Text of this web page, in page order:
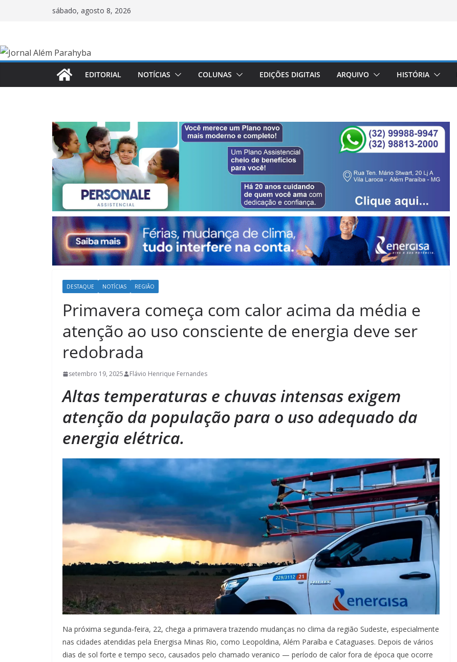
conteúdo
sábado, agosto 8, 2026
EDITORIAL NOTÍCIAS COLUNAS EDIÇÕES DIGITAIS ARQUIVO HISTÓRIA
DESTAQUE NOTÍCIAS REGIÃO
Primavera começa com calor acima da média e
atenção ao uso consciente de energia deve ser
redobrada
setembro 19, 2025 Flávio Henrique Fernandes
Altas temperaturas e chuvas intensas exigem
atenção da população para o uso adequado da
energia elétrica.
Na próxima segunda-feira, 22, chega a primavera trazendo mudanças no clima da região Sudeste, especialmente
nas cidades atendidas pela Energisa Minas Rio, como Leopoldina, Além Paraíba e Cataguases. Depois de vários
dias de sol forte e tempo seco, causados pelo chamado veranico — período de calor fora de época que ocorre